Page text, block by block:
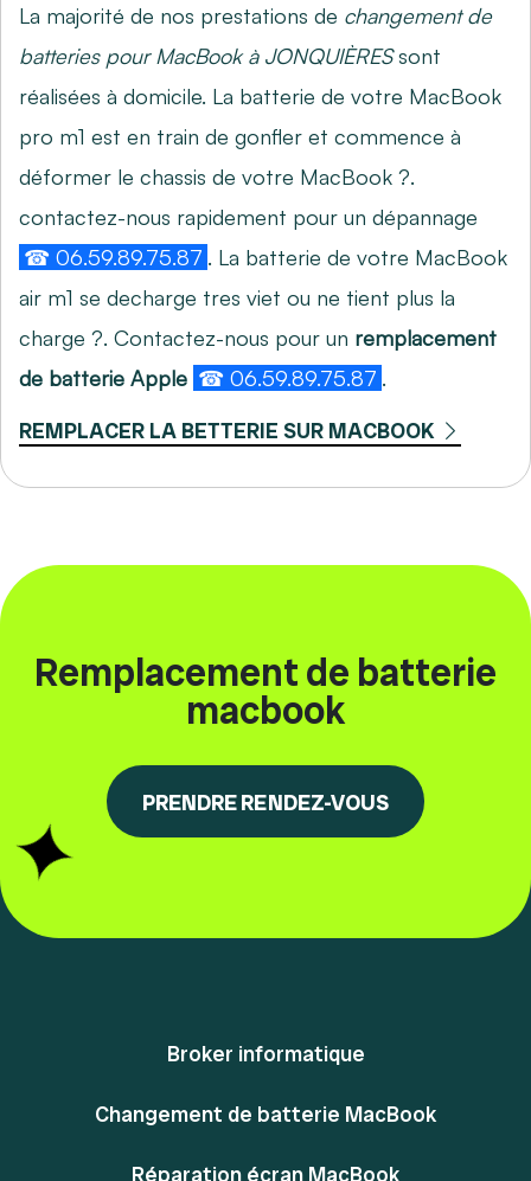
La majorité de nos prestations de changement de
batteries pour MacBook à JONQUIÈRESsont
réalisées à domicile. La batterie de votre MacBook
pro m1 est en train de gonfler et commence à
déformer le chassis de votre MacBook ?.
contactez-nous rapidement pour un dépannage
☎ 06.59.89.75.87 . La batterie de votre MacBook
air m1 se decharge tres viet ou ne tient plus la
charge ?. Contactez-nous pour un remplacement
de batterie Apple ☎ 06.59.89.75.87 .
REMPLACER LA BETTERIE SUR MACBOOK
Remplacement de batterie
macbook
PRENDRE RENDEZ-VOUS
Broker informatique
Changement de batterie MacBook
Réparation écran MacBook